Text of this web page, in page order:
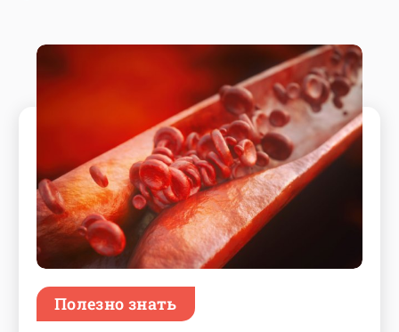
Полезно знать